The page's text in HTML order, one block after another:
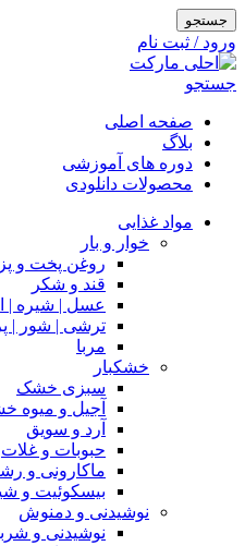
جستجو
ورود / ثبت نام
جستجو
صفحه اصلی
بلاگ
دوره های آموزشی
محصولات دانلودی
مواد غذایی
خوار و بار
روغن پخت و پز
قند و شکر
عسل | شیره |
ترشی | شور |
مربا
خشکبار
سبزی خشک
آجیل و میوه
آرد و سویق
حبوبات و غلات
ماکارونی و
بیسکوئیت و
نوشیدنی و دمنوش
نوشیدنی و